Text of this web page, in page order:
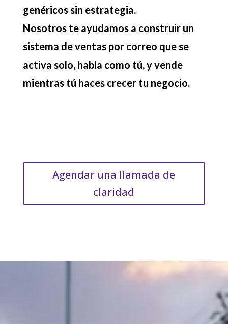
genéricos sin estrategia.
Nosotros te ayudamos a construir un
sistema de ventas por correo que se
activa solo, habla como tú, y vende
mientras tú haces crecer tu negocio.
Agendar una llamada de
claridad